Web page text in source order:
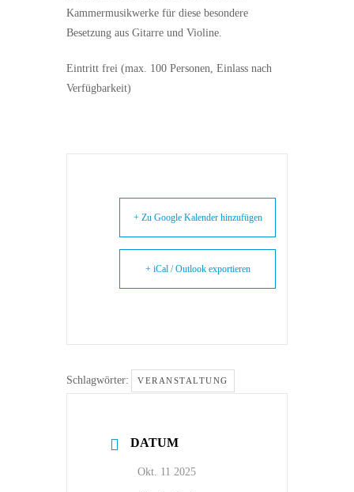
Kammermusikwerke für diese besondere
Besetzung aus Gitarre und Violine.
Eintritt frei (max. 100 Personen, Einlass nach
Verfügbarkeit)
+ Zu Google Kalender hinzufügen
+ iCal / Outlook exportieren
Schlagwörter: VERANSTALTUNG
DATUM
Okt. 11 2025